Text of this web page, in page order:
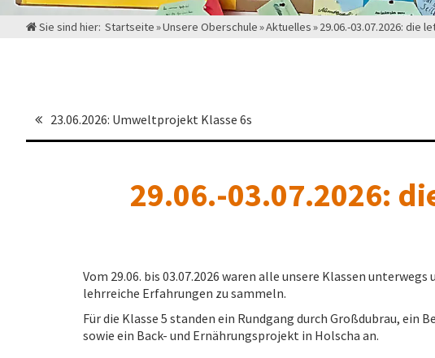
Sie sind hier: Startseite»Unsere Oberschule»Aktuelles»29.06.-03.07.2026: die
23.06.2026: Umweltprojekt Klasse 6s
29.06.-03.07.2026:
Vom 29.06. bis 03.07.2026 waren alle unsere Klassen
lehrreiche Erfahrungen zu sammeln.
Für die Klasse 5 standen ein Rundgang durch Großdubrau, ein
sowie ein Back- und Ernährungsprojekt in Holscha an.